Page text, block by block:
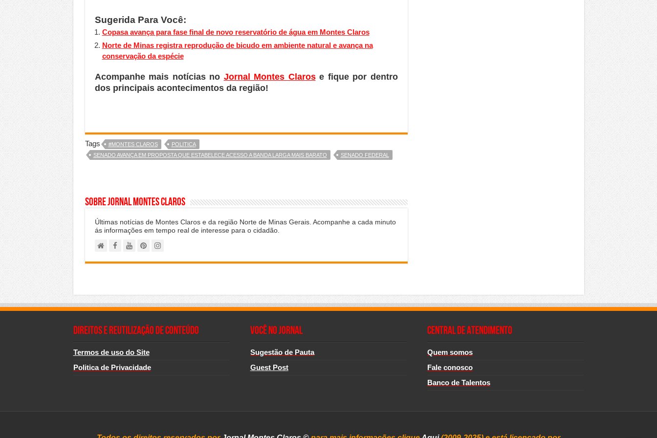
Sugerida Para Você:
Copasa avança para fase final de novo reservatório de água em Montes Claros
Norte de Minas registra reprodução de bicudo em ambiente natural e avança na
conservação da espécie
Acompanhe mais notícias no Jornal Montes Clarose fique por dentro
dos principais acontecimentos da região!
Tags #MONTES CLAROS
POLITICA
SENADO AVANÇA EM PROPOSTA QUE ESTABELECE ACESSO A BANDA LARGA MAIS BARATO
SENADO FEDERAL
Sobre Jornal Montes Claros
Últimas notícias de Montes Claros e da região Norte de Minas Gerais. Acompanhe a cada minuto
ás informações em tempo real de interesse para o cidadão.
Direitos e Reutilização de Conteúdo
Termos de uso do Site
Politica de Privacidade
Você no Jornal
Sugestão de Pauta
Guest Post
CENTRAL DE ATENDIMENTO
Quem somos
Fale conosco
Banco de Talentos